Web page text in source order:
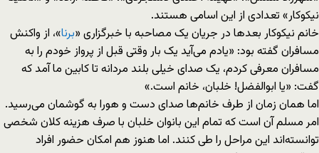
نیکوکار» تعدادی از این اسامی هستند.
خانم نیکوکار بعدها در جریان یک مصاحبه با خبرگزاری «برنا»، از واکنش
مسافران ‌گفته بود: «یادم می‌آید یک بار وقتی قبل از پرواز خودم را به
مسافران معرفی کردم، یک صدای خیلی بلند مردانه تا کابین ما آمد که
گفت: «یا ابوالفضل! خلبان، خانم است.»
اما همان زمان از طرف خانم‌ها صدای دست و هورا به گوش‎مان می‌رسید.
امر مسلم آن است که تمام این بانوان خلبان با صرف هزینه کلان شخصی
توانسته‌‌اند این مراحل را طی کنند. اما هنوز هم امکان حضور افراد